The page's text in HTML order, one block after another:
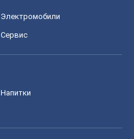
Электромобили
Сервис
Напитки